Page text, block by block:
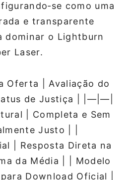
como uma
e transparente
dominar o Lightburn
Laser.
Oferta | Avaliação do
de Justiça | |—|—|
| Completa e Sem
Justo | |
| Resposta Direta na
da Média | | Modelo
Download Oficial |